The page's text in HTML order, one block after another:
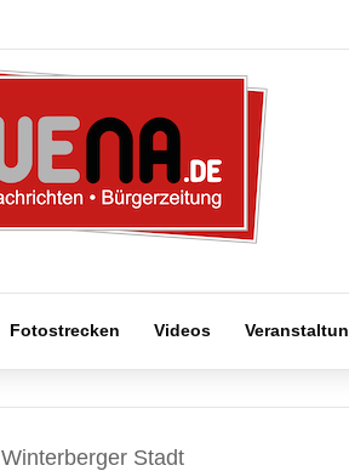
Fotostrecken Videos
Winterberger Stadt